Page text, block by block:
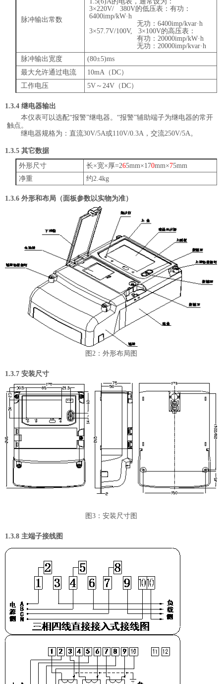
脉冲输出常数
3×220V/ 380V的低压表：有功：
6400imp/kW·h
无功： 6400imp/kvar·h
3×57.7V/100V, 3×100V的高压表：
有功： 20000imp/kW·h
无功： 20000imp/kvar·h
脉冲输出宽度
(80±5)ms
最大允许通过电流
10mA （DC）
工作电压
5V ～ 24V （DC）
1.3.4 继电器输出
本仪表可以选配“报警”继电器。“报警”辅助端子为继电器的常开
触点。
继电器规格为：直流30V/5A或110V/0.3A ，交流250V/5A。
1.3.5 其它数据
外形尺寸
长×宽×厚=265mm×170mm×75mm
净重
约2.4kg
1.3.6 外形和布局（面板参数以实物为准）
图 2：外形布局图
1.3.7 安装尺寸
图 3：安装尺寸图
1.3.8 主端子接线图